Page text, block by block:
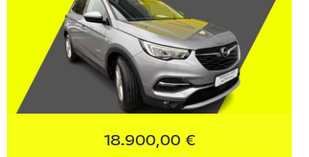
PRIKAŽI
OBLIK KAROSERIJE
18.900,00 €